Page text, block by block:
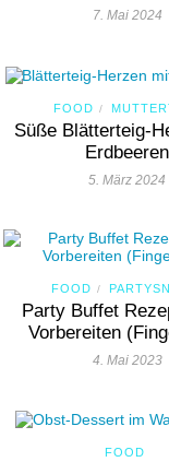
7. Mai 2024
FOOD /
Süße Blätterteig-
Erdbeeren
5. März 2024
FOOD /
Party Buffet
Vorbereiten
4. Mai 2023
FOOD